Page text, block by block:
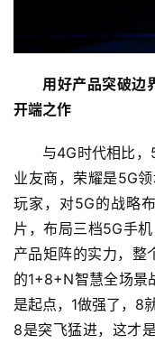
用好产品突破边
开端之作
与4G时代相比
业友商，荣耀是5G
玩家，对5G的战略
片，布局三档5G手
产品矩阵的实力，整
的1+8+N智慧全场景
是起点，1做强了，8
8是突飞猛进，这才